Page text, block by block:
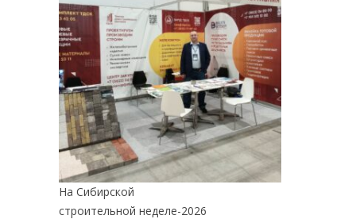
На Сибирской
строительной неделе-2026